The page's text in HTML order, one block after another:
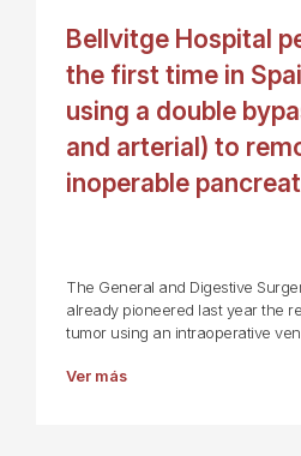
Bellvitge Hospital
the first time in
using a double
and arterial) to
inoperable
The General and Digestive
already pioneered last year the
tumor using an intraoperative
Ver más